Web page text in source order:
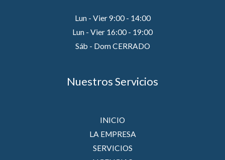
Lun - Vier 9:00 - 14:00
Lun - Vier 16:00 - 19:00
Sáb - Dom CERRADO
Nuestros Servicios
INICIO
LA EMPRESA
SERVICIOS